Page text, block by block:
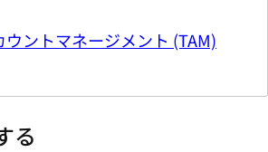
ントマネージメント (TAM)
る